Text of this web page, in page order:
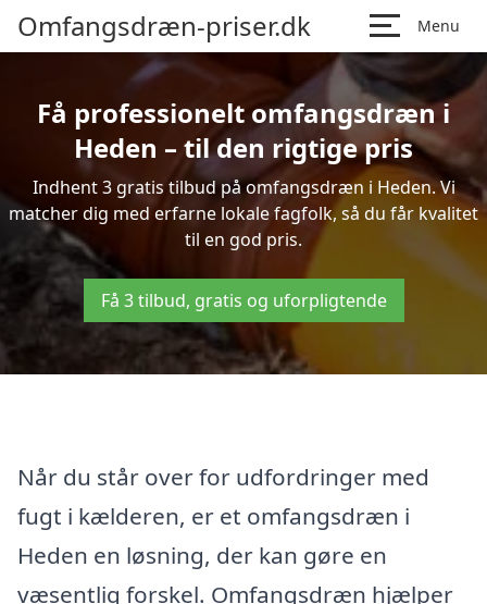
Omfangsdræn-priser.dk Menu
Få professionelt omfangsdræn i
Heden – til den rigtige pris
Indhent 3 gratis tilbud på omfangsdræn i Heden. Vi
matcher dig med erfarne lokale fagfolk, så du får kvalitet
til en god pris.
Få 3 tilbud, gratis og uforpligtende
Når du står over for udfordringer med
fugt i kælderen, er et omfangsdræn i
Heden en løsning, der kan gøre en
væsentlig forskel. Omfangsdræn hjælper